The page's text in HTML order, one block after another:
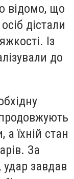
відомо, що
дістали
Із
до
їхній стан
За
удар завдав